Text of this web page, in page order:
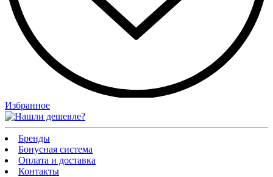
Избранное
Бренды
Бонусная система
Оплата и доставка
Контакты